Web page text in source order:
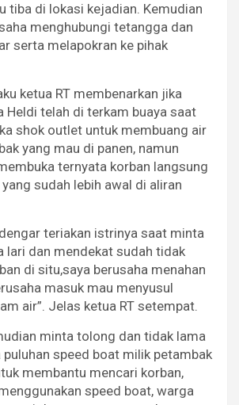
tiba di lokasi kejadian. Kemudian
menghubungi tetangga dan
serta melapokran ke pihak
ketua RT membenarkan jika
Heldi telah di terkam buaya saat
shok outlet untuk membuang air
yang mau di panen, namun
ternyata korban langsung
sudah lebih awal di aliran
teriakan istrinya saat minta
lari dan mendekat sudah tidak
di situ,saya berusaha menahan
masuk mau menyusul
air”. Jelas ketua RT setempat.
minta tolong dan tidak lama
speed boat milik petambak
membantu mencari korban,
speed boat, warga